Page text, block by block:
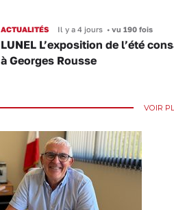
ACTUALITÉS Il y a 4 jours •vu 190 fois
LUNEL L’exposition de l’été
à Georges Rousse
VOIR